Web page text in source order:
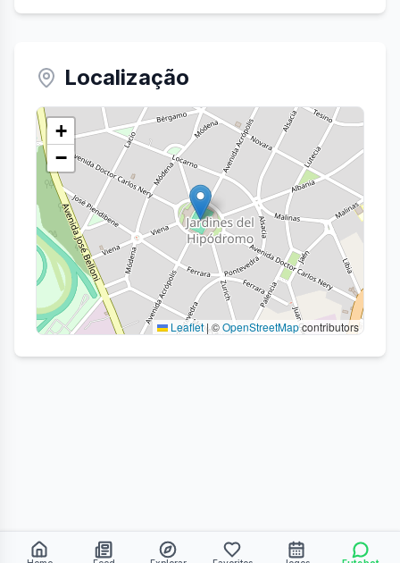
Localização
+
−
Leaflet|©OpenStreetMapcontributors